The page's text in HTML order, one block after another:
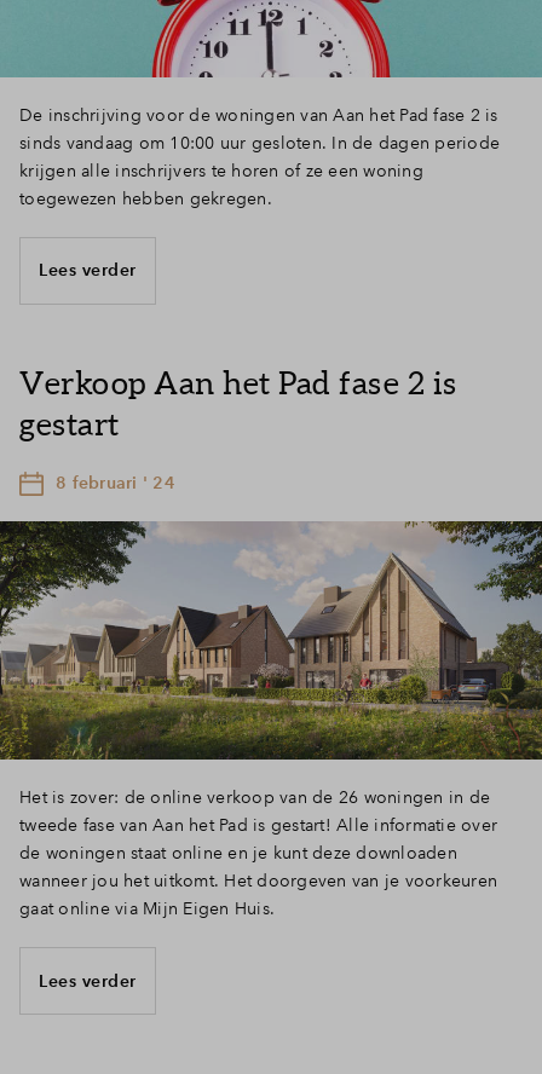
De inschrijving voor de woningen van Aan het Pad fase 2 is
sinds vandaag om 10:00 uur gesloten. In de dagen periode
krijgen alle inschrijvers te horen of ze een woning
toegewezen hebben gekregen.
Lees verder
Verkoop Aan het Pad fase 2 is
gestart
8 februari ' 24
Het is zover: de online verkoop van de 26 woningen in de
tweede fase van Aan het Pad is gestart! Alle informatie over
de woningen staat online en je kunt deze downloaden
wanneer jou het uitkomt. Het doorgeven van je voorkeuren
gaat online via Mijn Eigen Huis.
Lees verder